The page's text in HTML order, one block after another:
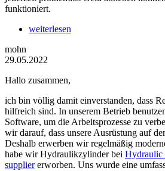
funktioniert.
weiterlesen
mohn
29.05.2022
Hallo zusammen,
ich bin völlig damit einverstanden, dass
hilfreich sind. In unserem Betrieb
Software, um die Arbeitsprozesse zu
wir darauf, dass unsere Ausrüstung auf
Deshalb erwerben wir regelmäßig
habe wir Hydraulikzylinder bei Hydraulic
suppliererworben. Uns wurde eine